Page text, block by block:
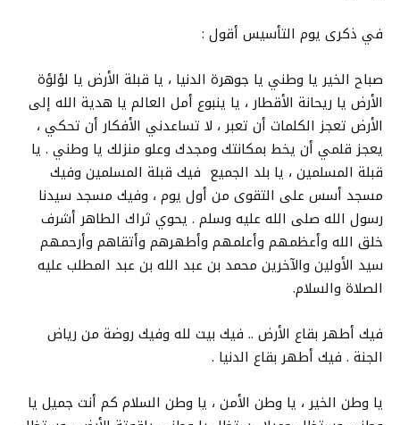
في ذكرى يوم التأسيس أقول :
صباح الخير يا وطني يا جوهرة الدنيا ، يا قبلة الأرض يا لؤلؤة
الأرض يا ريحانة الأقطار ، يا ينبوع أمل العالم يا هدية الله إلى
الأرض تعجز الكلمات أن تعبر ، لا تساعدني الأفكار أن تحكي ،
يعجز قلمي أن يخط بمكانتك ومجدك وعلو منزلك يا وطني . يا
قبلة المسلمين ، يا بلد الجميع فيك قبلة المسلمين وفيك
مسجد أسس على التقوى من أول يوم ، وفيك مسجد سيدنا
رسول الله صلى الله عليه وسلم . يحوي ثراك الطاهر أشرف
خلق الله وأعظمهم وأعلمهم وأطهرهم وأتقاهم وأرحمهم
سيد الأولين والآخرين محمد بن عبد الله بن عبد المطلب عليه
الصلاة والسلام.
فيك أطهر بقاع الأرض .. فيك بيت لله وفيك روضة من رياض
الجنة . فيك أطهر بقاع الدنيا .
يا وطن الخير ، يا وطن الأمن ، يا وطن السلام كم أنت جميل يا